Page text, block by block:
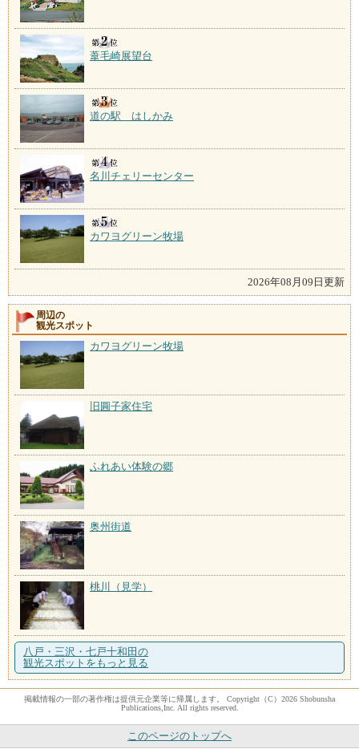
葦毛崎展望台
道の駅 はしかみ
名川チェリーセンター
カワヨグリーン牧場
2026年08月09日更新
周辺の
観光スポット
カワヨグリーン牧場
旧圓子家住宅
ふれあい体験の郷
奥州街道
桃川（見学）
八戸・三沢・七戸十和田の
観光スポットをもっと見る
掲載情報の一部の著作権は提供元企業等に帰属します。 Copyright（C）2026 Shobunsha
Publications,Inc. All rights reserved.
このページのトップへ